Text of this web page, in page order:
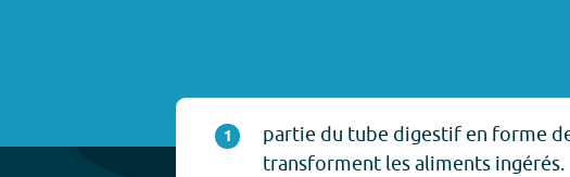
1
partie du tube digestif en forme
transforment les aliments ingérés.